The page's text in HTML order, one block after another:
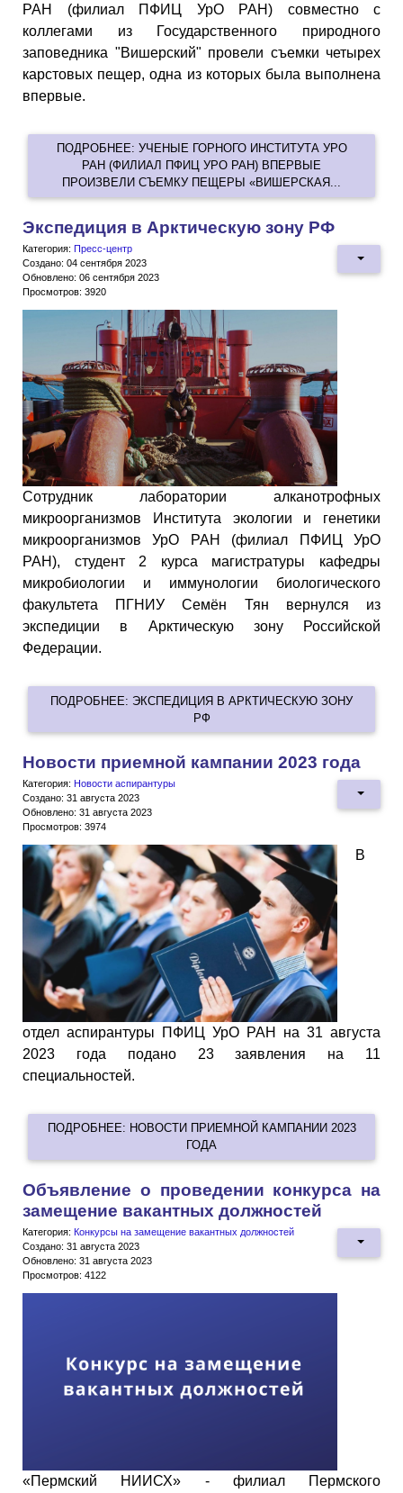
РАН (филиал ПФИЦ УрО РАН) совместно с
коллегами из Государственного природного
заповедника "Вишерский" провели съемки четырех
карстовых пещер, одна из которых была выполнена
впервые.
ПОДРОБНЕЕ: УЧЕНЫЕ ГОРНОГО ИНСТИТУТА УРО
РАН (ФИЛИАЛ ПФИЦ УРО РАН) ВПЕРВЫЕ
ПРОИЗВЕЛИ СЪЕМКУ ПЕЩЕРЫ «ВИШЕРСКАЯ...
Экспедиция в Арктическую зону РФ
Категория: Пресс-центр
Создано: 04 сентября 2023
Обновлено: 06 сентября 2023
Просмотров: 3920
Сотрудник лаборатории алканотрофных
микроорганизмов Института экологии и генетики
микроорганизмов УрО РАН (филиал ПФИЦ УрО
РАН), студент 2 курса магистратуры кафедры
микробиологии и иммунологии биологического
факультета ПГНИУ Семён Тян вернулся из
экспедиции в Арктическую зону Российской
Федерации.
ПОДРОБНЕЕ: ЭКСПЕДИЦИЯ В АРКТИЧЕСКУЮ ЗОНУ
РФ
Новости приемной кампании 2023 года
Категория: Новости аспирантуры
Создано: 31 августа 2023
Обновлено: 31 августа 2023
Просмотров: 3974
В
отдел аспирантуры ПФИЦ УрО РАН на 31 августа
2023 года подано 23 заявления на 11
специальностей.
ПОДРОБНЕЕ: НОВОСТИ ПРИЕМНОЙ КАМПАНИИ 2023
ГОДА
Объявление о проведении конкурса на
замещение вакантных должностей
Категория: Конкурсы на замещение вакантных должностей
Создано: 31 августа 2023
Обновлено: 31 августа 2023
Просмотров: 4122
«Пермский НИИСХ» - филиал Пермского